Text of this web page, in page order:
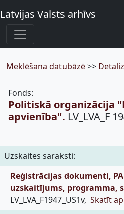
Latvijas Valsts arhīvs
Meklēšana datubāzē>>
Fonds:
Politiskā organizācija
apvienība". LV_LVA_F
Uzskaites saraksti:
Reģistrācijas dokumenti,
uzskaitījums, programma,
LV_LVA_F1947_US1v, Skatīt